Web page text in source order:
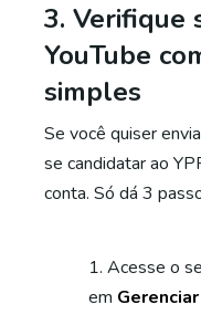
3. Verifique
YouTube
simples
Se você quiser
se candidatar ao
conta. Só dá 3
Acesse o
em